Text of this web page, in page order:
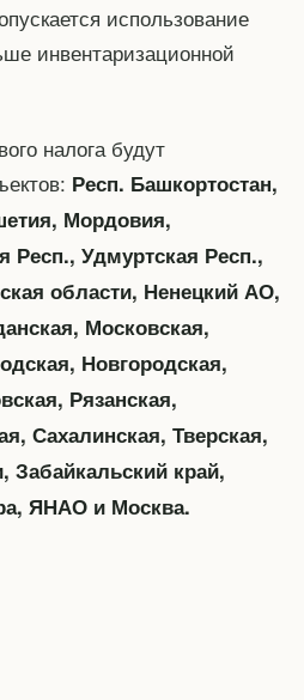
использование
инвентаризационной
налога будут
Респ. Башкортостан,
Мордовия,
Респ., Удмуртская Респ.,
области, Ненецкий АО,
Московская,
Новгородская,
Рязанская,
Сахалинская, Тверская,
Забайкальский край,
ЯНАО и Москва.